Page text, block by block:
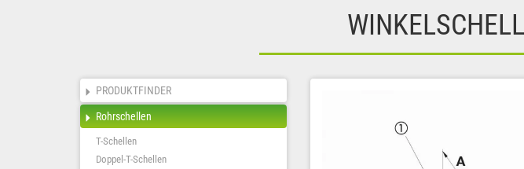
PRODUKTFINDER
Rohrschellen
T-Schellen
Doppel-T-Schellen